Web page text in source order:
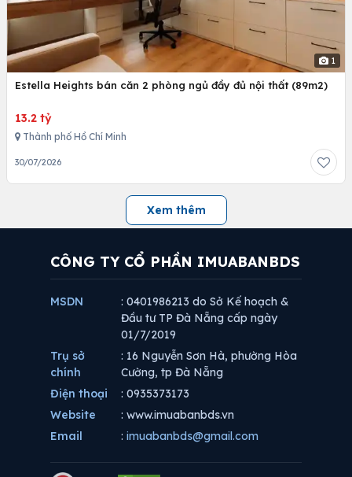
1
Estella Heights bán căn 2 phòng ngủ đầy đủ nội thất (89m2)
13.2 tỷ
Thành phố Hồ Chí Minh
30/07/2026
Xem thêm
CÔNG TY CỔ PHẦN IMUABANBDS
MSDN
: 0401986213 do Sở Kế hoạch &
Đầu tư TP Đà Nẵng cấp ngày
01/7/2019
Trụ sở
chính
: 16 Nguyễn Sơn Hà, phường Hòa
Cường, tp Đà Nẵng
Điện thoại
: 0935373173
Website
: www.imuabanbds.vn
Email
: imuabanbds@gmail.com